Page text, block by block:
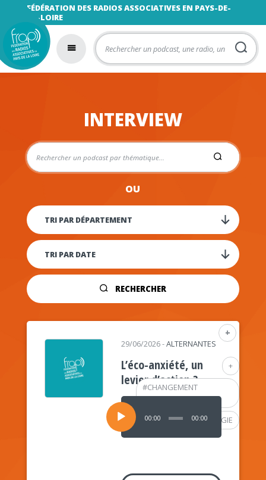
FÉDÉRATION DES RADIOS ASSOCIATIVES EN PAYS-DE-
LA-LOIRE
INTERVIEW
OU
RECHERCHER
+
+
#CHANGEMENT
CLIMATIQUE
#PSYCHOLOGIE
29/06/2026-ALTERNANTES
L’éco-anxiété, un
levier d’action ?
Lecteur
audio
00:00 00:00